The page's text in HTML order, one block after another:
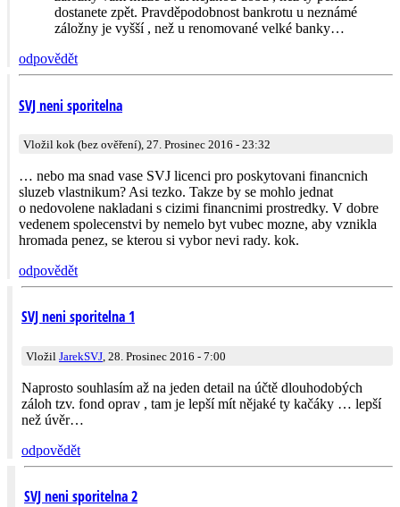
dostanete zpět. Pravděpodobnost bankrotu u neznámé
záložny je vyšší , než u renomované velké banky…
odpovědět
SVJ neni sporitelna
Vložil kok (bez ověření), 27. Prosinec 2016 - 23:32
… nebo ma snad vase SVJ licenci pro poskytovani financnich
sluzeb vlastnikum? Asi tezko. Takze by se mohlo jednat
o nedovolene nakladani s cizimi financnimi prostredky. V dobre
vedenem spolecenstvi by nemelo byt vubec mozne, aby vznikla
hromada penez, se kterou si vybor nevi rady. kok.
odpovědět
SVJ neni sporitelna 1
Vložil JarekSVJ , 28. Prosinec 2016 - 7:00
Naprosto souhlasím až na jeden detail na účtě dlouhodobých
záloh tzv. fond oprav , tam je lepší mít nějaké ty kačáky … lepší
než úvěr…
odpovědět
SVJ neni sporitelna 2